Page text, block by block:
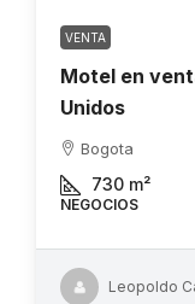
VENTA
Motel en
Unidos
Bogota
730 m²
NEGOCIOS
Leopoldo